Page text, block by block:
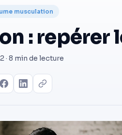
musculation
: repérer
· 8 min de lecture